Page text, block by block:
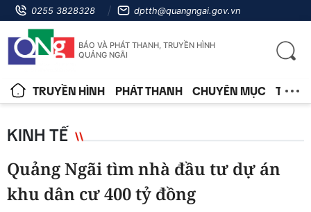
0255 3828328 dptth@quangngai.gov.vn
BÁO VÀ PHÁT THANH, TRUYỀN HÌNH
QUẢNG NGÃI
TRUYỀN HÌNH PHÁT THANH CHUYÊN MỤC TIN
KINH TẾ
Quảng Ngãi tìm nhà đầu tư dự án
khu dân cư 400 tỷ đồng